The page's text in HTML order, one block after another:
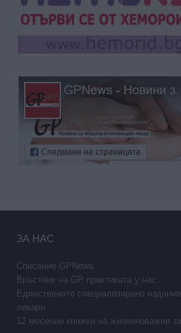
ЗА НАС
Списание GPNews
Връстник на GP практиката у нас
Единственото специализирано
лекари
12 месечни книжки на жизненоважни